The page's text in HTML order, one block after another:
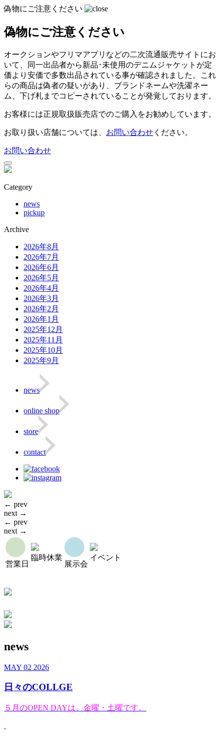
偽物にご注意ください
偽物にご注意ください
オークションやフリマアプリなどの二次流通販売サイトにお
いて、同一出品者から新品･未使用のデニムジャケットが定
価より安価で多数出品されている事が確認されました。
これ
らの商品は偽者の疑いがあり、ブランドネームや洗濯ネー
ム、下げ札までコピーされていることが発覚しております。
お客様には正規取扱販売店でのご購入をお勧めしています。
お取り扱い店舗については、 お問い合わせ ください。
お問い合わせ
Category
news
pickup
Archive
2026年8月
2026年7月
2026年6月
2026年5月
2026年4月
2026年3月
2026年2月
2026年1月
2025年12月
2025年11月
2025年10月
2025年9月
news
online shop
store
contact
← prev
next →
← prev
next →
営業日
臨時休業
展示会
イベント
news
MAY 02 2026
日々のCOLLGE
５月のOPEN DAYは、金曜・土曜です。